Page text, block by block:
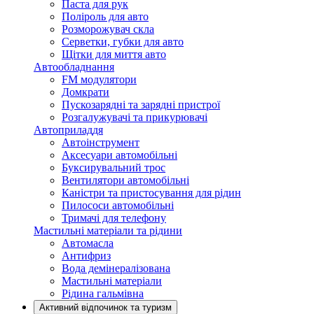
Паста для рук
Поліроль для авто
Розморожувач скла
Серветки, губки для авто
Щітки для миття авто
Автообладнання
FM модулятори
Домкрати
Пускозарядні та зарядні пристрої
Розгалужувачі та прикурювачі
Автоприладдя
Автоінструмент
Аксесуари автомобільні
Буксирувальний трос
Вентилятори автомобільні
Каністри та пристосування для рідин
Пилососи автомобільні
Тримачі для телефону
Мастильні матеріали та рідини
Автомасла
Антифриз
Вода демінералізована
Мастильні матеріали
Рідина гальмівна
Активний відпочинок та туризм